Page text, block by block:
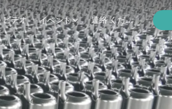
ビデオ イベント 連絡 ください